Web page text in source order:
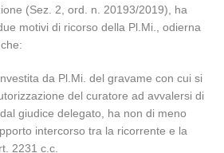
(Sez. 2, ord. n. 20193/2019), ha
motivi di ricorso della Pl.Mi., odierna
da Pl.Mi. del gravame con cui si
del curatore ad avvalersi di
giudice delegato, ha non di meno
intercorso tra la ricorrente e la
2231 c.c.